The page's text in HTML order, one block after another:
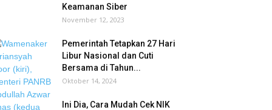
Keamanan Siber
November 12, 2023
Pemerintah Tetapkan 27 Hari
Libur Nasional dan Cuti
Bersama di Tahun...
Oktober 14, 2024
Ini Dia, Cara Mudah Cek NIK